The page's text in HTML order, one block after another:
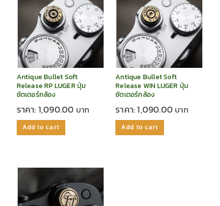
Antique Bullet Soft
Release RP LUGER ปุ่ม
ชัตเตอร์กล้อง
ราคา:1,090.00
Add to cart
Antique Bullet Soft
Release WIN LUGER ปุ่ม
ชัตเตอร์กล้อง
ราคา:1,090.00
Add to cart